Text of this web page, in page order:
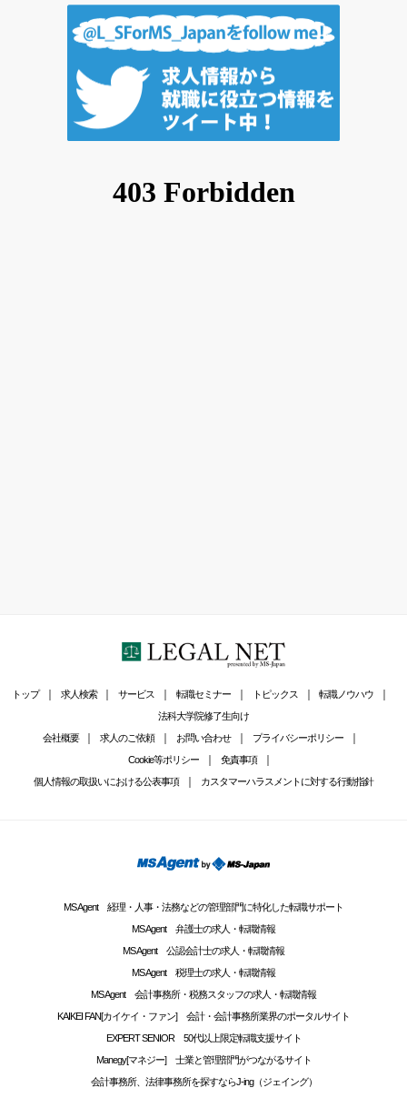
トップ 求人検索 サービス 転職セミナー トピックス
転職ノウハウ
法科大学院修了生向け
会社概要
求人のご依頼 お問い合わせ
プライバシーポリシー
Cookie等ポリシー
免責事項
個人情報の取扱いにおける公表事項
カスタマーハラスメントに対する行動指針
MS Agent 経理・人事・法務などの管理部門に特化した転職サポート
MS Agent 弁護士の求人・転職情報
MS Agent 公認会計士の求人・転職情報
MS Agent 税理士の求人・転職情報
MS Agent 会計事務所・税務スタッフの求人・転職情報
KAIKEI FAN[カイケイ・ファン] 会計・会計事務所業界のポータルサイト
EXPERT SENIOR 50代以上限定転職支援サイト
Manegy[マネジー] 士業と管理部門がつながるサイト
会計事務所、法律事務所を探すならJ-ing（ジェイング）